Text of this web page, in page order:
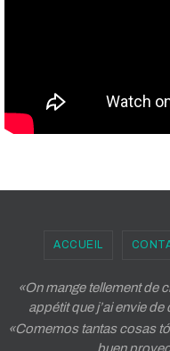
ACCUEIL
«On mange tellement de
appétit que j’ai envie
«Comemos tantas cosas